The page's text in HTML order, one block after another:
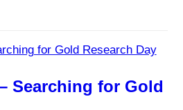
Searching for Gold